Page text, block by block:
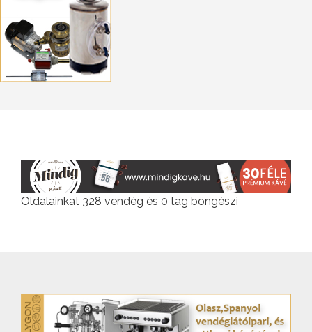
Oldalainkat 328 vendég és 0 tag böngészi